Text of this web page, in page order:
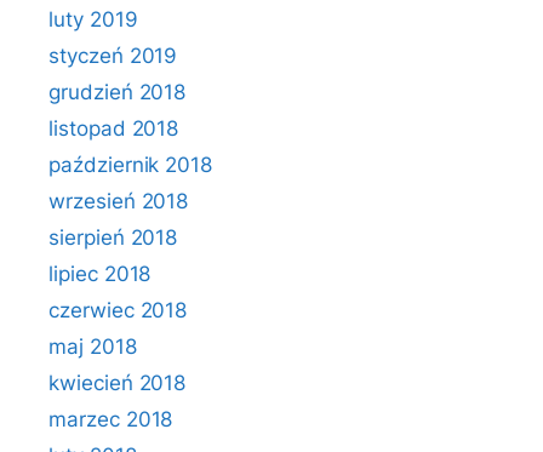
luty 2019
styczeń 2019
grudzień 2018
listopad 2018
październik 2018
wrzesień 2018
sierpień 2018
lipiec 2018
czerwiec 2018
maj 2018
kwiecień 2018
marzec 2018